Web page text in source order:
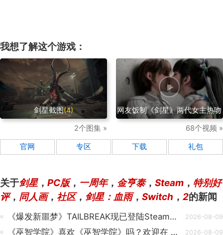
我想了解这个游戏：
剑星截图(4)
2个图集 »
网友饭制《剑星》两代女主热吻
68个视频 »
官网 专区 下载 礼包
关于剑星， PC版， 一周年， 金亨泰， Steam ， 特别好
评， 同人画， 社区， 剑星：血雨， Switch ， 2的新闻
《爆发新噩梦》TAILBREAK现已登陆Steam、PS5及XBOX平台！ 2026-08-09
《巫智学院》喜欢《巫智学院》吗？欢迎在 Steam 上留下评价！💙 2026-08-09